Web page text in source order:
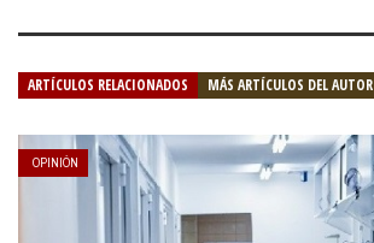
ARTÍCULOS RELACIONADOS MÁS ARTÍCULOS DEL AUTOR
OPINIÓN